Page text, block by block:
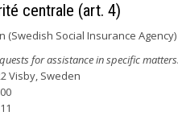
centrale (art. 4)
(Swedish Social Insurance Agency)
for assistance in specific
Visby, Sweden